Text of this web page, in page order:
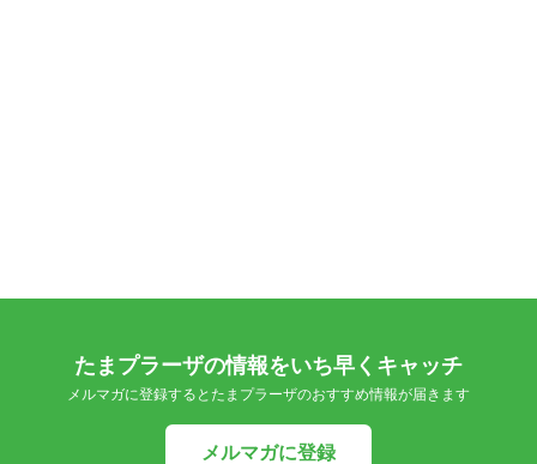
たまプラーザの情報をいち早くキャッチ
メルマガに登録するとたまプラーザのおすすめ情報が届きます
メルマガに登録